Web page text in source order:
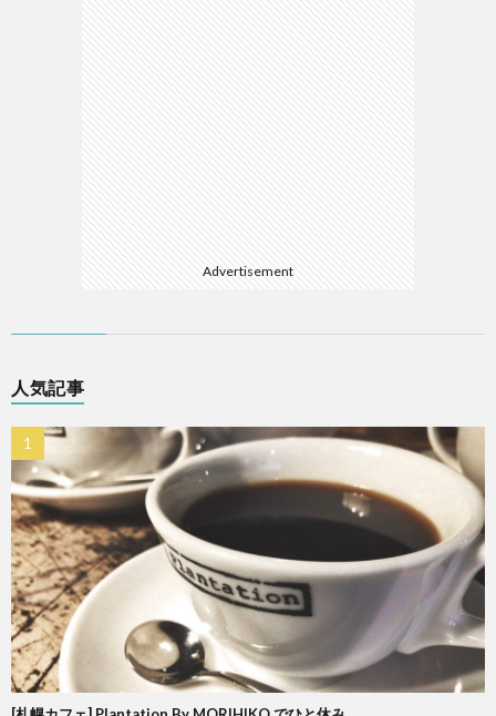
Advertisement
人気記事